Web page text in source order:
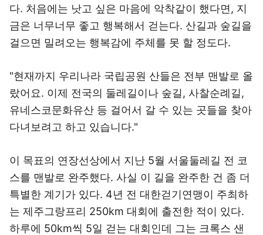
다. 처음에는 낫고 싶은 마음에 악착같이 했다면, 지
금은 너무너무 좋고 행복해서 걷는다. 산길과 숲길을
걸으면 밀려오는 행복감에 주체를 못 할 정도다.
"현재까지 우리나라 국립공원 산들은 전부 맨발로 올
랐어요. 이제 전국의 둘레길이나 숲길, 사찰순례길,
유네스코문화유산 등 걸어서 갈 수 있는 곳들을 찾아
다녀보려고 하고 있습니다."
이 목표의 연장선상에서 지난 5월 서울둘레길 전 코
스를 맨발로 완주했다. 사실 이 길을 완주한 건 좀 더
특별한 계기가 있다. 4년 전 대한걷기연맹이 주최하
는 제주그랑프리 250km 대회에 출전한 적이 있다.
하루에 50km씩 5일 걷는 대회인데 그는 크록스 샌